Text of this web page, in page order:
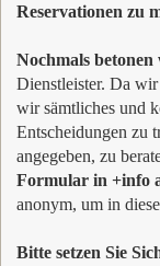
Reservationen zu
Nochmals
Dienstleister. Da
wir sämtliches und
Entscheidungen zu
angegeben, zu
Formular in +info
anonym, um in
Bitte setzen Sie